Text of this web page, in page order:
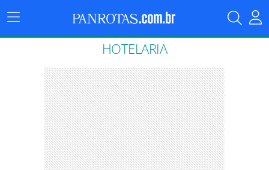
Menu
Principal
HOTELARIA